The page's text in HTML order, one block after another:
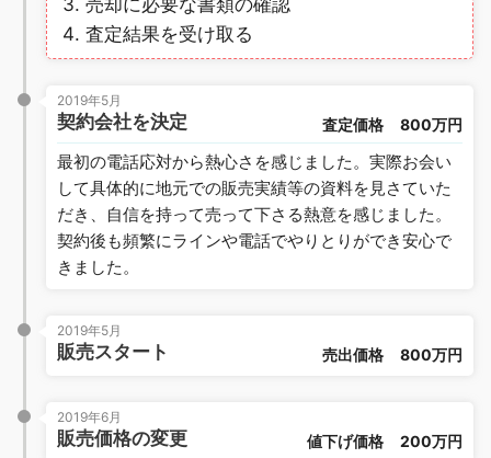
査定結果を受け取る
2019年5月
契約会社を決定 査定価格 800万円
最初の電話応対から熱心さを感じました。実際お会い
して具体的に地元での販売実績等の資料を見さていた
だき、自信を持って売って下さる熱意を感じました。
契約後も頻繁にラインや電話でやりとりができ安心で
きました。
2019年5月
販売スタート 売出価格 800万円
2019年6月
販売価格の変更 値下げ価格 200万円